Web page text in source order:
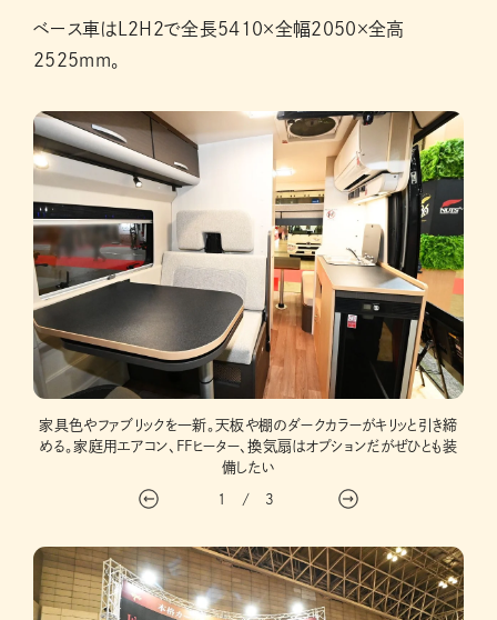
ベース車はL2H2で全長5410×全幅2050×全高
2525mm。
家具色やファブリックを一新。天板や棚のダークカラーがキリッと引き締
める。家庭用エアコン、FFヒーター、換気扇はオプションだがぜひとも装
備したい
1 / 3